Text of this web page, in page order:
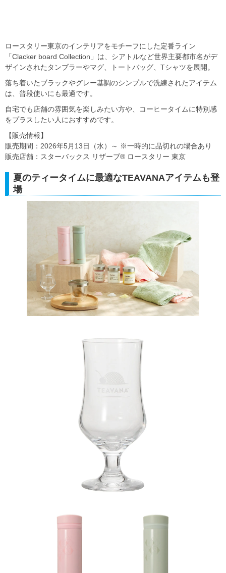
ロースタリー東京のインテリアをモチーフにした定番ライン
「Clacker board Collection」は、シアトルなど世界主要都市名がデ
ザインされたタンブラーやマグ、トートバッグ、Tシャツを展開。
落ち着いたブラックやグレー基調のシンプルで洗練されたアイテム
は、普段使いにも最適です。
自宅でも店舗の雰囲気を楽しみたい方や、コーヒータイムに特別感
をプラスしたい人におすすめです。
【販売情報】
販売期間：2026年5月13日（水）～ ※一時的に品切れの場合あり
販売店舗：スターバックス リザーブ® ロースタリー 東京
夏のティータイムに最適なTEAVANAアイテムも登
場